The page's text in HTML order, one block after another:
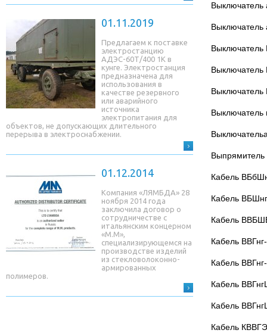
01.11.2019
Предлагаем к поставке
электростанцию
АДЭС-60Т/400 1К в
кунге. Электростанция
предназначена для
использования в
качестве резервного
или аварийного
источника
электропитания для
объектов, не допускающих длительного
перерыва в электроснабжении.
01.12.2014
Компания «ЛЯМБДА» 28
ноября 2014 года
заключила договор о
сотрудничестве с
итальянским концерном
«М.М»,
специализирующемся на
производстве изделий
из стекловолоконно-
армированных
полимеров.
Выключатель
Кабель
Кабель
Кабель
Кабель
Кабель
Кабель
Кабель
Кабель